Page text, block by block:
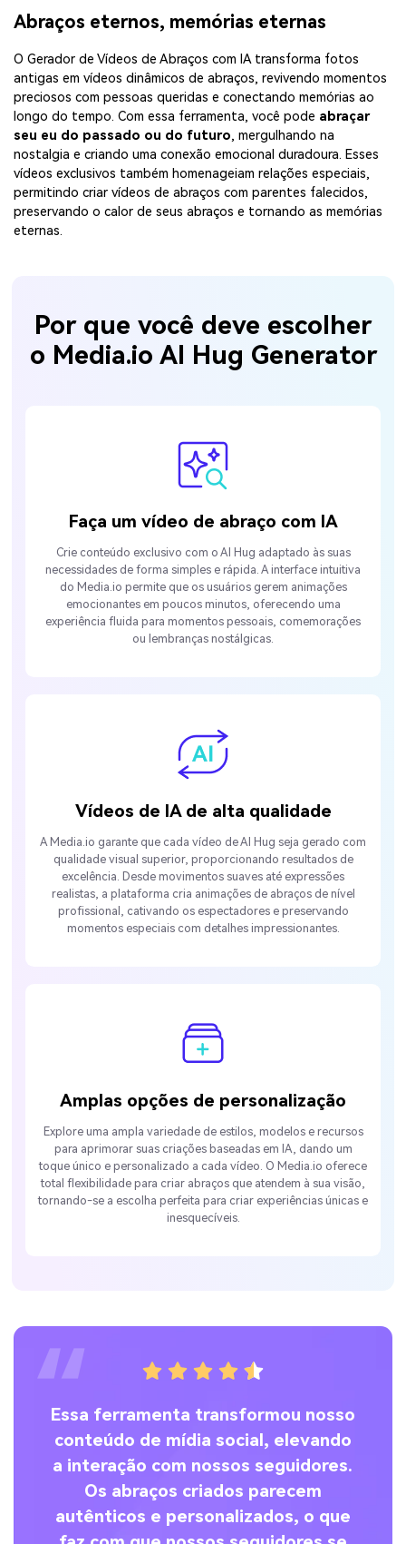
Abraços eternos, memórias eternas
O Gerador de Vídeos de Abraços com IA transforma fotos
antigas em vídeos dinâmicos de abraços, revivendo momentos
preciosos com pessoas queridas e conectando memórias ao
longo do tempo. Com essa ferramenta, você pode abraçar
seu eu do passado ou do futuro, mergulhando na
nostalgia e criando uma conexão emocional duradoura. Esses
vídeos exclusivos também homenageiam relações especiais,
permitindo criar vídeos de abraços com parentes falecidos,
preservando o calor de seus abraços e tornando as memórias
eternas.
Por que você deve escolher
o Media.io AI Hug Generator
Faça um vídeo de abraço com IA
Crie conteúdo exclusivo com o AI Hug adaptado às suas
necessidades de forma simples e rápida. A interface intuitiva
do Media.io permite que os usuários gerem animações
emocionantes em poucos minutos, oferecendo uma
experiência fluida para momentos pessoais, comemorações
ou lembranças nostálgicas.
Vídeos de IA de alta qualidade
A Media.io garante que cada vídeo de AI Hug seja gerado com
qualidade visual superior, proporcionando resultados de
excelência. Desde movimentos suaves até expressões
realistas, a plataforma cria animações de abraços de nível
profissional, cativando os espectadores e preservando
momentos especiais com detalhes impressionantes.
Amplas opções de personalização
Explore uma ampla variedade de estilos, modelos e recursos
para aprimorar suas criações baseadas em IA, dando um
toque único e personalizado a cada vídeo. O Media.io oferece
total flexibilidade para criar abraços que atendem à sua visão,
tornando-se a escolha perfeita para criar experiências únicas e
inesquecíveis.
Essa ferramenta transformou nosso
conteúdo de mídia social, elevando
a interação com nossos seguidores.
Os abraços criados parecem
autênticos e personalizados, o que